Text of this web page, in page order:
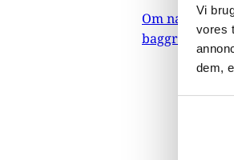
Vi
vores
dem,
Om nævnets